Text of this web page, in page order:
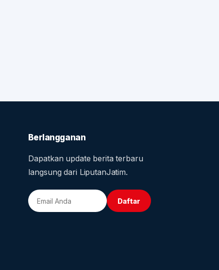
Berlangganan
Dapatkan update berita terbaru
langsung dari LiputanJatim.
Daftar